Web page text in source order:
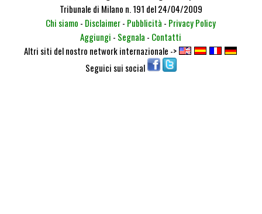
Tribunale di Milano n. 191 del 24/04/2009
Chi siamo - Disclaimer- Pubblicità - Privacy Policy
Aggiungi - Segnala - Contatti
Altri siti del nostro network internazionale ->
Seguici sui social